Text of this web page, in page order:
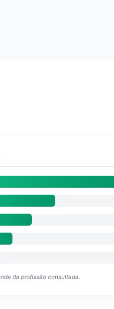
da profissão consultada.